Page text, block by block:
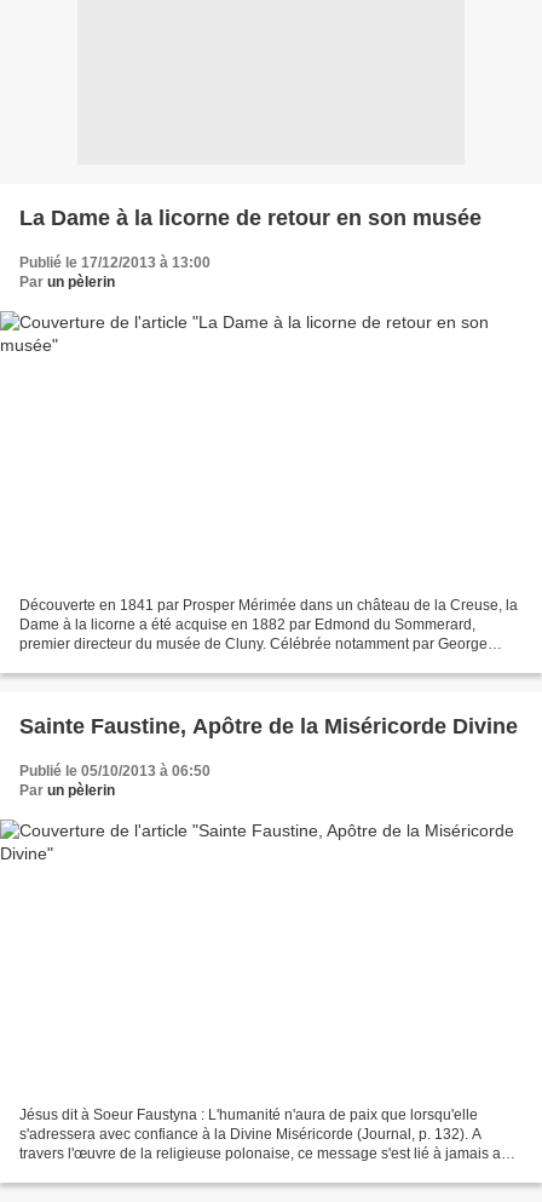
La Dame à la licorne de retour en son musée
Publié le 17/12/2013 à 13:00
Par un pèlerin
Découverte en 1841 par Prosper Mérimée dans un château de la Creuse, la
Dame à la licorne a été acquise en 1882 par Edmond du Sommerard,
premier directeur du musée de Cluny. Célébrée notamment par George
Sainte Faustine, Apôtre de la Miséricorde Divine
Publié le 05/10/2013 à 06:50
Par un pèlerin
Jésus dit à Soeur Faustyna : L'humanité n'aura de paix que lorsqu'elle
s'adressera avec confiance à la Divine Miséricorde (Journal, p. 132). A
travers l'œuvre de la religieuse polonaise, ce message s'est lié à jamais au